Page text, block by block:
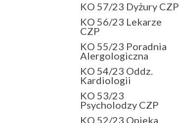
KO 57/23 Dyżury CZP
KO 56/23 Lekarze
CZP
KO 55/23 Poradnia
Alergologiczna
KO 54/23 Oddz.
Kardiologii
KO 53/23
Psycholodzy CZP
KO 52/23 Opieka